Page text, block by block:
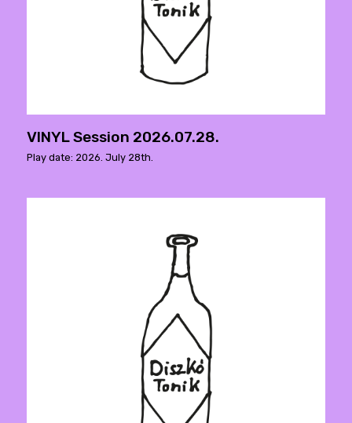
VINYL Session 2026.07.28.
Play date: 2026. July 28th.